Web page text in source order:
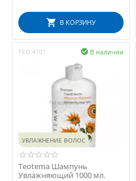
В КОРЗИНУ
TEO 4701 В наличии

УВЛАЖНЕНИЕ ВОЛОС
Teotema Шампунь
Увлажняющий 1000 мл.